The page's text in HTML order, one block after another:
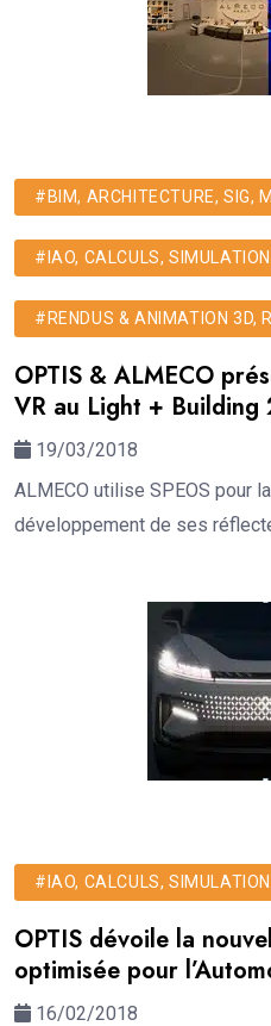
#BIM, ARCHITECTURE, SIG,
#IAO, CALCULS, SIMULATION
#RENDUS & ANIMATION 3D,
OPTIS & ALMECO
VR au Light + Building
19/03/2018
ALMECO utilise SPEOS pour
développement de ses
#IAO, CALCULS, SIMULATION
OPTIS dévoile la
optimisée pour
16/02/2018